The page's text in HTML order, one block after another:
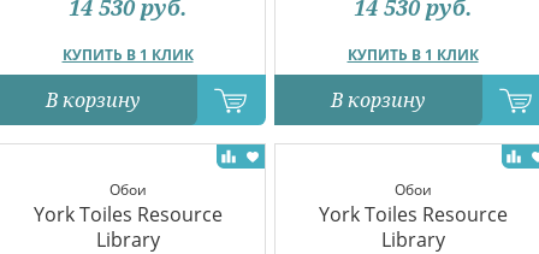
КУПИТЬ В 1 КЛИК
14 530 руб.
В корзину
КУПИТЬ В 1 КЛИК
14 530 руб.
В корзину
Обои
York Toiles Resource
Library
Обои
York Toiles Resource
Library